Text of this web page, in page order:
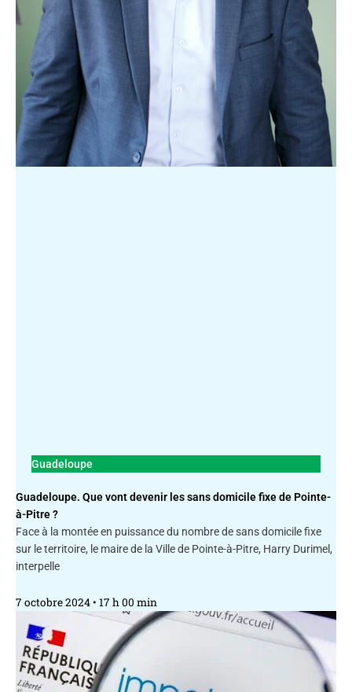
Guadeloupe
Guadeloupe. Que vont devenir les sans domicile fixe de Pointe-
à-Pitre ?
Face à la montée en puissance du nombre de sans domicile fixe
sur le territoire, le maire de la Ville de Pointe-à-Pitre, Harry Durimel,
interpelle
7 octobre 2024 17 h 00 min